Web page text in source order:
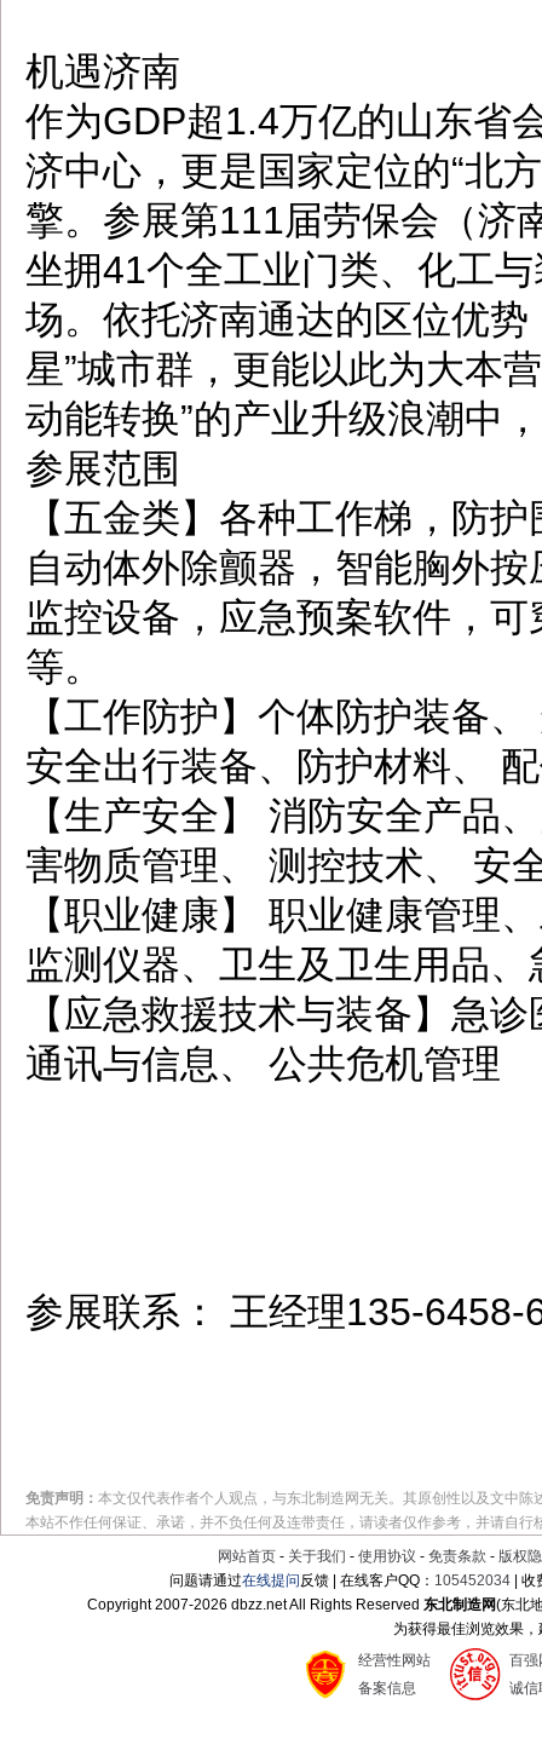
机遇济南
作为GDP超1.4万亿的山东省
济中心，更是国家定位的“北
擎。参展第111届劳保会（济
坐拥41个全工业门类、化工
场。依托济南通达的区位优
星”城市群，更能以此为大本
动能转换”的产业升级浪潮中
参展范围
【五金类】各种工作梯，防
自动体外除颤器，智能胸外
监控设备，应急预案软件，
等。
【工作防护】个体防护装备
安全出行装备、防护材料、
【生产安全】 消防安全产品
害物质管理、 测控技术、 安
【职业健康】 职业健康管理
监测仪器、卫生及卫生用品
【应急救援技术与装备】急
通讯与信息、 公共危机管理
参展联系： 王经理135-
免责声明： 本文仅代表作者个人观点，与东北制造网无关。其原创性以及文中
本站不作任何保证、承诺，并不负任何及连带责任，请读者仅作参考，并请自行
网站首页 - 关于我们 - 使用协议 - 免责条款 - 版权
问题请通过在线提问 反馈 | 在线客户QQ： 105452034 | 收
Copyright 2007-2026 dbzz.net All Rights Reserved东北制造网(东北
为获得最佳浏览效果
经营性网站
备案信息
百强
诚信